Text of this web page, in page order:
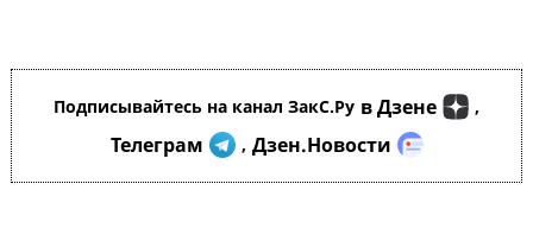
Подписывайтесь на канал ЗакС.Ру в Дзене ,
Телеграм , Дзен.Новости